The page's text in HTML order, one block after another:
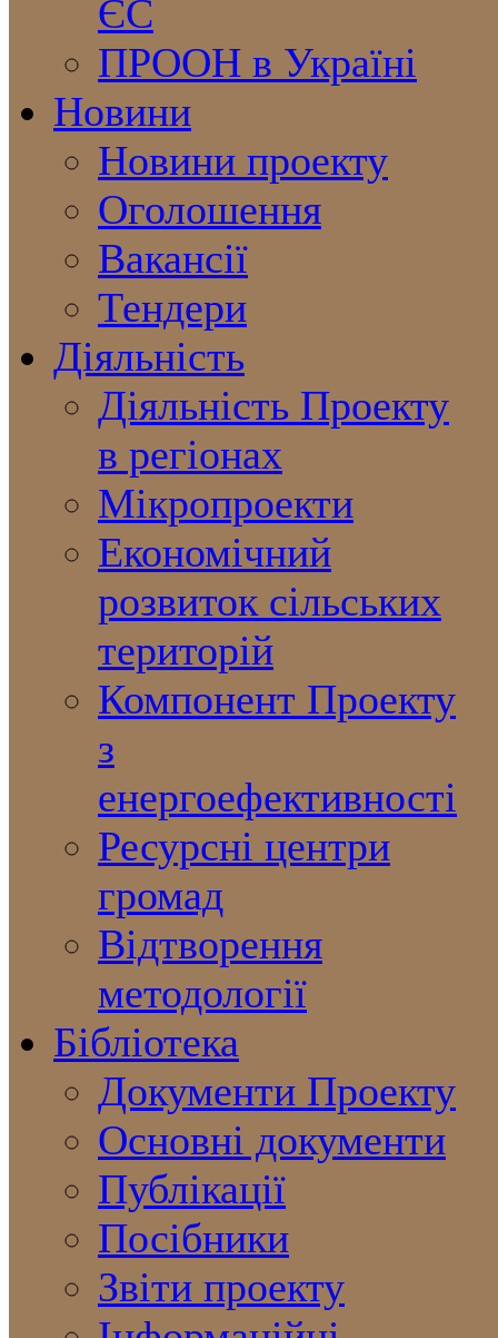
ЄС
ПРООН в Україні
Новини
Новини проекту
Оголошення
Вакансії
Тендери
Діяльність
Діяльність Проекту
в регіонах
Мікропроекти
Економічний
розвиток сільських
територій
Компонент Проекту
з
енергоефективності
Ресурсні центри
громад
Відтворення
методології
Бібліотека
Документи Проекту
Основні документи
Публікації
Посібники
Звіти проекту